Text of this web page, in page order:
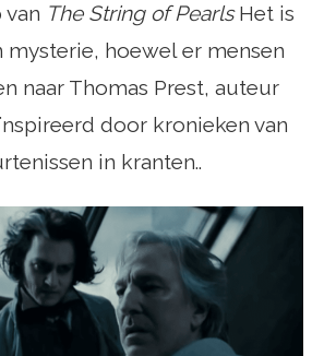
The String of PearlsHet is
mysterie, hoewel er mensen
naar Thomas Prest, auteur
door kronieken van
in kranten..